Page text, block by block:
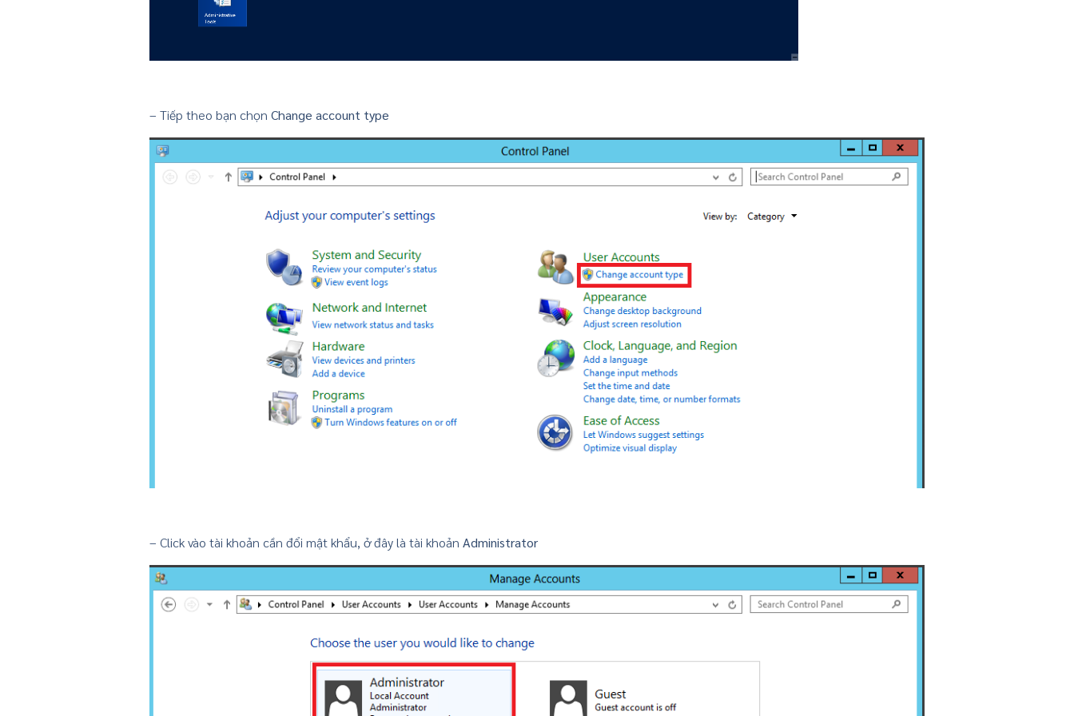
– Tiếp theo bạn chọn Change account type
– Click vào tài khoản cần đổi mật khẩu, ở đây là tài khoản Administrator